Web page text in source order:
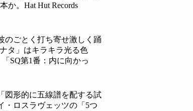
か。Hat Hut Records
のごとく打ち寄せ激しく踊
タ」はキラキラ光る色
SQ第1番：内に向かっ
図形的に五線譜を配する試
・ロスラヴェッツの「5つ